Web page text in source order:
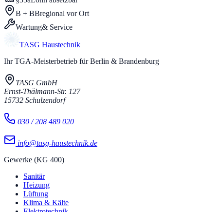
B + BBregional vor Ort
Wartung& Service
TASG Haustechnik
Ihr TGA-Meisterbetrieb für Berlin & Brandenburg
TASG GmbH
Ernst-Thälmann-Str. 127
15732 Schulzendorf
030 / 208 489 020
info@tasg-haustechnik.de
Gewerke (KG 400)
Sanitär
Heizung
Lüftung
Klima & Kälte